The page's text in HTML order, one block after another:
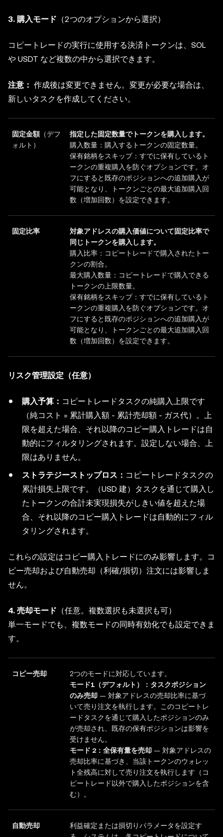
3. 購入モード （2つのオプションから選択）
コピートレードの実行に使用する決済トークンは、SOL
や USDT など複数の中から選択できます。
注意： 作成後は変更できません。変更が必要な場合は、
新しいタスクを作成してください。
固定金額（デフ
ォルト）
指定した固定数量でトークンを購入します。
購入数量：購入するトークンの固定数量。
保有銘柄をスキップ：すでに保有しているト
ークンの重複購入を防ぐオプションです。オ
フにすると既存のポジションへの追加購入が
可能となり、トークンごとの最大追加購入回
数（増加回数）を設定できます。
固定比率
対象アドレスの購入価値について固定比率で
同じトークンを購入します。
購入比率：コピートレードで購入されたトー
クンの割合。
最大購入数量：コピートレードで購入できる
トークンの上限数量。
保有銘柄をスキップ：すでに保有しているト
ークンの重複購入を防ぐオプションです。オ
フにすると既存のポジションへの追加購入が
可能となり、トークンごとの最大追加購入回
数（増加回数）を設定できます。
リスク管理設定（任意）
購入予算： コピートレードタスクの純購入上限です
（純コスト = 累計購入額 - 累計売却額 - ガス代）。上
限を超えた場合、それ以降のコピー購入トレードは自
動的にフィルタリングされます。設定しない場合、上
限はありません。
ストラテジーストップロス： コピートレードタスクの
累計損失上限です。（USD 建）タスクを通じて購入し
たトークンの合計未実現損失がしきい値を超えた場
合、それ以降のコピー購入トレードは自動的にフィル
タリングされます。
これらの設定はコピー購入トレードにのみ影響します。コ
ピー売却および自動売却（利確/損切）注文には影響しま
せん。
4. 売却モード （任意。複数選択も未選択も可）
単一モードでも、複数モードの同時有効化でも設定できま
す。
コピー売却
2つのモードに対応しています。
モード1（デフォルト）：タスクポジション
のみ売却 — 対象アドレスの売却比率に基づ
いて売り注文を執行します。このコピートレ
ードタスクを通じて購入したポジションのみ
が売却され、既存の保有ポジションは影響を
受けません。
モード 2：全保有量を売却 — 対象アドレスの
売却比率に基づき、当該トークンのウォレッ
ト全残高に対して売り注文を執行します（コ
ピートレード以外で購入したポジションを含
む）。
自動売却
利益確定または損切りパラメータを設定す